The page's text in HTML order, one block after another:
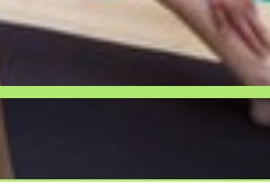
la flexibilité, la